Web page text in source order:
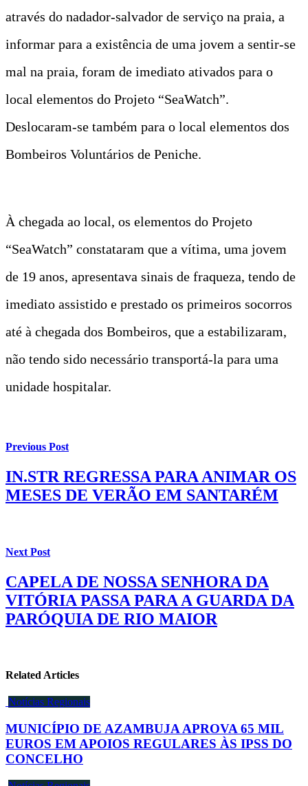
através do nadador-salvador de serviço na praia, a
informar para a existência de uma jovem a sentir-se
mal na praia, foram de imediato ativados para o
local elementos do Projeto “SeaWatch”.
Deslocaram-se também para o local elementos dos
Bombeiros Voluntários de Peniche.
​À chegada ao local, os elementos do Projeto
“SeaWatch” constataram que a vítima, uma jovem
de 19 anos, apresentava sinais de fraqueza, tendo de
imediato assistido e prestado os primeiros socorros
até à chegada dos Bombeiros, que a estabilizaram,
não tendo sido necessário transportá-la para uma
unidade hospitalar.​
Previous Post
IN.STR REGRESSA PARA ANIMAR OS
MESES DE VERÃO EM SANTARÉM
Next Post
CAPELA DE NOSSA SENHORA DA
VITÓRIA PASSA PARA A GUARDA DA
PARÓQUIA DE RIO MAIOR
Related Articles
Notícias Regionais
MUNICÍPIO DE AZAMBUJA APROVA 65 MIL
EUROS EM APOIOS REGULARES ÀS IPSS DO
CONCELHO